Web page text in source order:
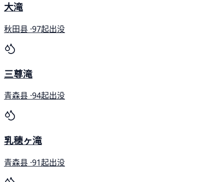
大滝
秋田县 ·97起出没
三尊滝
青森县 ·94起出没
乳穂ヶ滝
青森县 ·91起出没